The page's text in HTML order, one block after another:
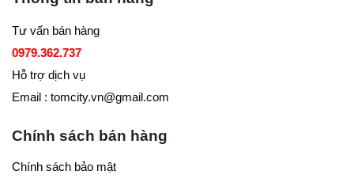
Tư vấn bán hàng
0979.362.737
Hỗ trợ dịch vụ
Email : tomcity.vn@gmail.com
Chính sách bán hàng
Chính sách bảo mật